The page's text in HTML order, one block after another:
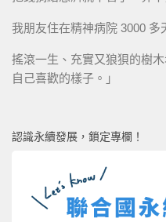
我朋友住在精神病院 3000
搖滾一生、充實又狼狽的樹
自己喜歡的樣子。」
認識永續發展，鎖定專欄！